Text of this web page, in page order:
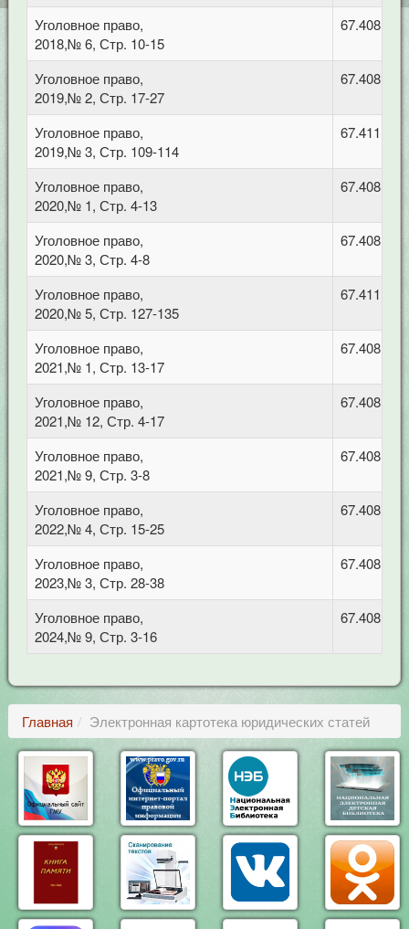
Уголовное право,
2018,№ 6, Стр. 10-15
67.408
Уголовное право,
2019,№ 2, Стр. 17-27
67.408
Уголовное право,
2019,№ 3, Стр. 109-114
67.411
Уголовное право,
2020,№ 1, Стр. 4-13
67.408
Уголовное право,
2020,№ 3, Стр. 4-8
67.408
Уголовное право,
2020,№ 5, Стр. 127-135
67.411
Уголовное право,
2021,№ 1, Стр. 13-17
67.408
Уголовное право,
2021,№ 12, Стр. 4-17
67.408
Уголовное право,
2021,№ 9, Стр. 3-8
67.408
Уголовное право,
2022,№ 4, Стр. 15-25
67.408
Уголовное право,
2023,№ 3, Стр. 28-38
67.408
Уголовное право,
2024,№ 9, Стр. 3-16
67.408
Главная Электронная картотека юридических статей